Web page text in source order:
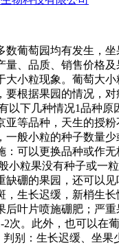
数葡萄园均有发生，坐
量、品质、销售价格
大小粒现象。葡萄大
要根据果园的情况，
有以下几种情况1品
亚等品种，天生的授
一般小粒的种子数量少
更换品种或作无
粒果没有种子或一粒
缺硼的果园，还可以
，生长迟缓，新梢
后叶片喷施硼肥；严
2次。此外，也可以在
：生长迟缓、坐果